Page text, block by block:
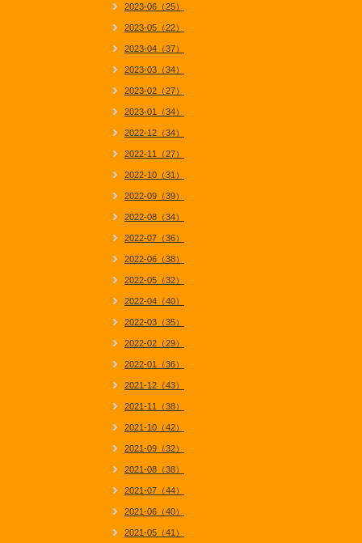
2023-06（25）
2023-05（22）
2023-04（37）
2023-03（34）
2023-02（27）
2023-01（34）
2022-12（34）
2022-11（27）
2022-10（31）
2022-09（39）
2022-08（34）
2022-07（36）
2022-06（38）
2022-05（32）
2022-04（40）
2022-03（35）
2022-02（29）
2022-01（36）
2021-12（43）
2021-11（38）
2021-10（42）
2021-09（32）
2021-08（38）
2021-07（44）
2021-06（40）
2021-05（41）